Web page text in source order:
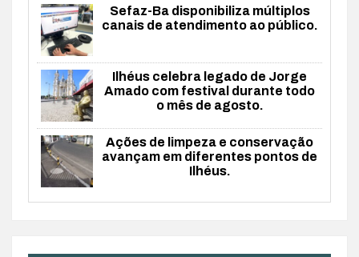
Sefaz-Ba disponibiliza múltiplos
canais de atendimento ao público.
Ilhéus celebra legado de Jorge
Amado com festival durante todo
o mês de agosto.
Ações de limpeza e conservação
avançam em diferentes pontos de
Ilhéus.